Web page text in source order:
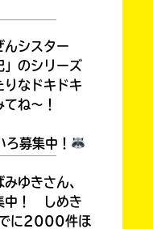
んシスター
」のシリーズ
なドキドキ
ね～！
募集中！
ゆきさん、
中！ しめき
に2000件ほ